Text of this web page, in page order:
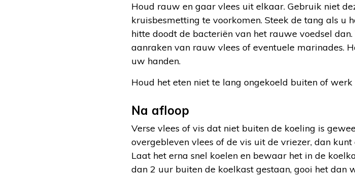
Houd rauw en gaar vlees uit elkaar. Gebruik niet
kruisbesmetting te voorkomen. Steek de tang als u
hitte doodt de bacteriën van het rauwe voedsel
aanraken van rauw vlees of eventuele marinades.
uw handen.
Houd het eten niet te lang ongekoeld buiten of
Na afloop
Verse vlees of vis dat niet buiten de koeling is
overgebleven vlees of de vis uit de vriezer, dan
Laat het erna snel koelen en bewaar het in de
dan 2 uur buiten de koelkast gestaan, gooi het dan